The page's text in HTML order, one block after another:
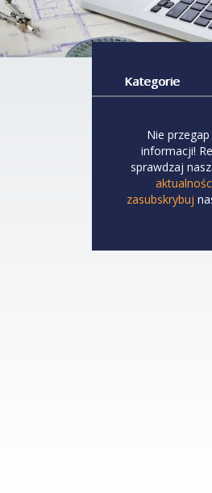
Kategorie
Nie
informacji!
sprawdzaj
zasubskrybuj